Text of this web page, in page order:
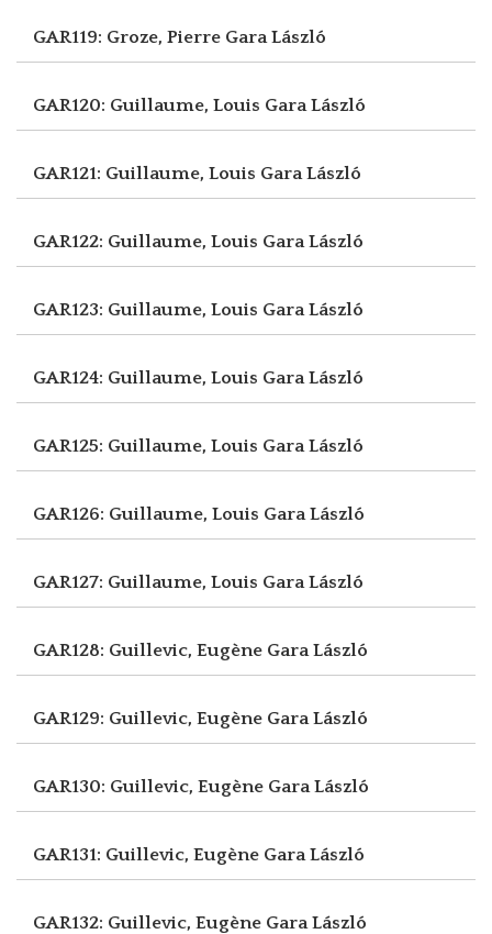
GAR119: Groze, Pierre Gara László
GAR120: Guillaume, Louis Gara László
GAR121: Guillaume, Louis Gara László
GAR122: Guillaume, Louis Gara László
GAR123: Guillaume, Louis Gara László
GAR124: Guillaume, Louis Gara László
GAR125: Guillaume, Louis Gara László
GAR126: Guillaume, Louis Gara László
GAR127: Guillaume, Louis Gara László
GAR128: Guillevic, Eugène Gara László
GAR129: Guillevic, Eugène Gara László
GAR130: Guillevic, Eugène Gara László
GAR131: Guillevic, Eugène Gara László
GAR132: Guillevic, Eugène Gara László